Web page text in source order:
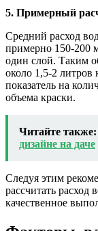
5. Примерный
Средний расход
примерно 150-200
один слой. Таким
около 1,5-2 литров
показатель на
объема краски.
Читайте также:
дизайне на даче
Следуя этим
рассчитать расход
качественное